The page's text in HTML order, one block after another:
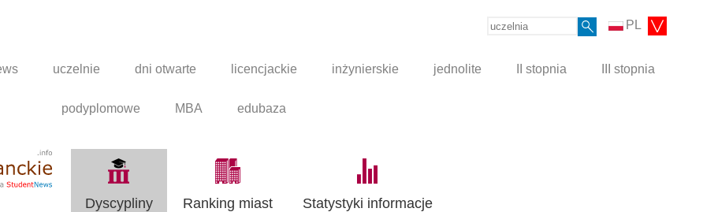
PL
uczelnie dni otwarte licencjackie inżynierskie jednolite II stopnia III stopnia
podyplomowe MBA edubaza
Dyscypliny Ranking miast Statystyki informacje